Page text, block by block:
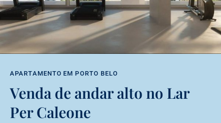
APARTAMENTO EM PORTO BELO
Venda de andar alto no Lar
Per Caleone